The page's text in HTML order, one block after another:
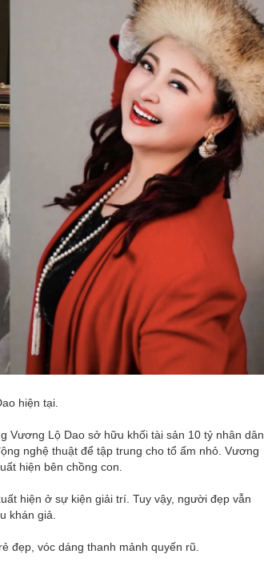
hiện tại.
Vương Lộ Dao sở hữu khối tài sản 10 tỷ nhân dân
nghệ thuật để tập trung cho tổ ấm nhỏ. Vương
hiện bên chồng con.
hiện ở sự kiện giải trí. Tuy vậy, người đẹp vẫn
khán giả.
đẹp, vóc dáng thanh mảnh quyến rũ.